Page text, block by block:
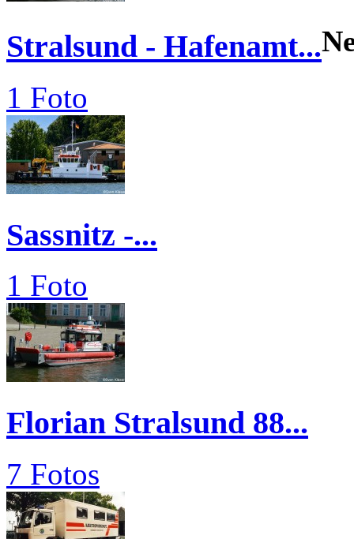
Stralsund - Hafenamt...
1 Foto
Sassnitz -...
1 Foto
Florian Stralsund 88...
7 Fotos